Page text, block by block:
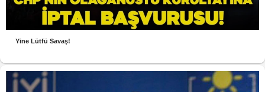
Yine Lütfü Savaş!